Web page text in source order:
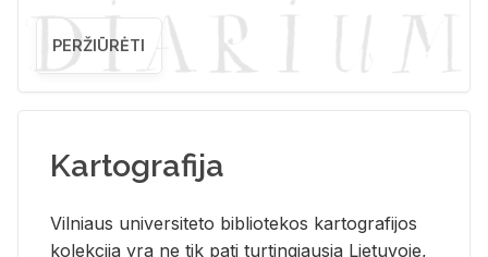
PERŽIŪRĖTI
Kartografija
Vil­niaus uni­ver­si­te­to bi­b­lio­te­kos kar­to­gra­fi­jos
ko­lek­ci­ja yra ne tik pati tur­tin­giau­sia Lie­tu­vo­je,